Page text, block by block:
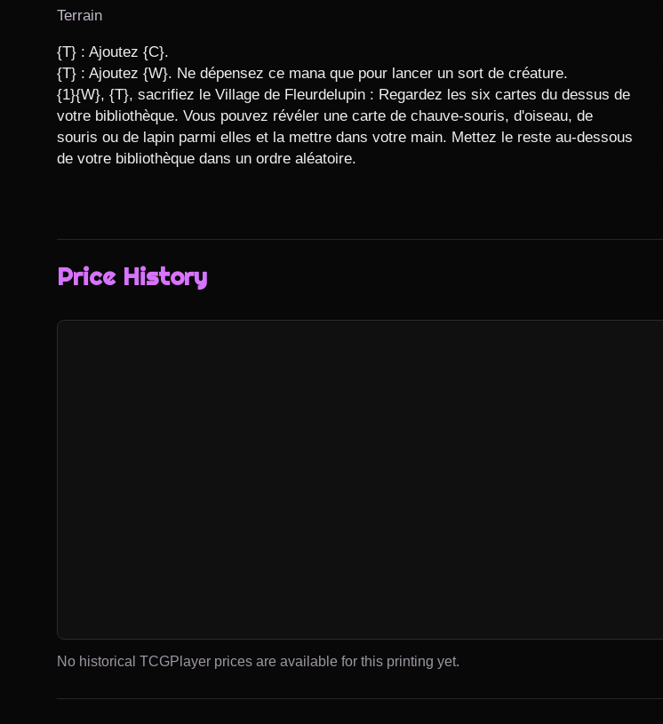
Terrain
{T} : Ajoutez {C}.
{T} : Ajoutez {W}. Ne dépensez ce mana que pour lancer un sort de créature.
{1}{W}, {T}, sacrifiez le Village de Fleurdelupin : Regardez les six cartes du dessus de
votre bibliothèque. Vous pouvez révéler une carte de chauve-souris, d'oiseau, de
souris ou de lapin parmi elles et la mettre dans votre main. Mettez le reste au-dessous
de votre bibliothèque dans un ordre aléatoire.
Price History
No historical TCGPlayer prices are available for this printing yet.